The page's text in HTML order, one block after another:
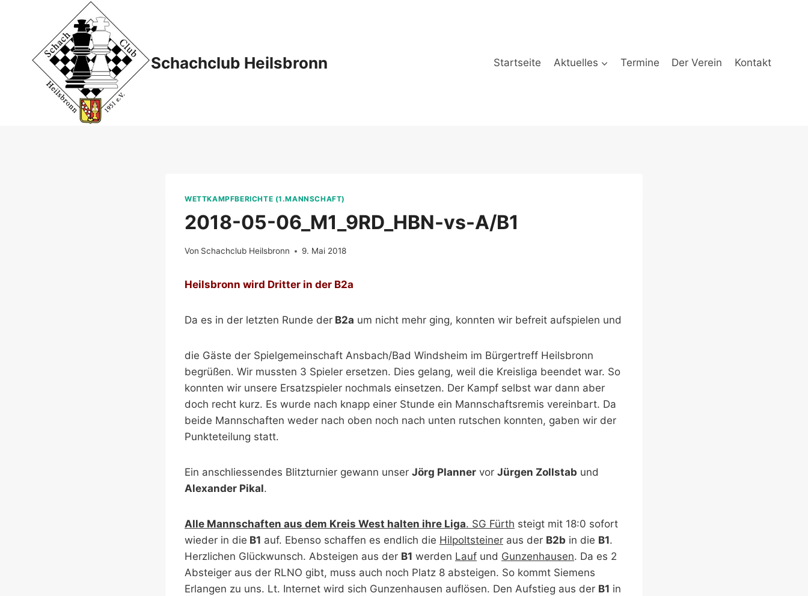
Schachclub Heilsbronn Startseite Aktuelles Termine Der Verein Kontakt
WETTKAMPFBERICHTE (1.MANNSCHAFT)
2018-05-06_M1_9RD_HBN-vs-A/B1
Von Schachclub Heilsbronn 9. Mai 2018
Heilsbronn wird Dritter in der B2a
Da es in der letzten Runde der B2a um nicht mehr ging, konnten wir befreit aufspielen und
die Gäste der Spielgemeinschaft Ansbach/Bad Windsheim im Bürgertreff Heilsbronn
begrüßen. Wir mussten 3 Spieler ersetzen. Dies gelang, weil die Kreisliga beendet war. So
konnten wir unsere Ersatzspieler nochmals einsetzen. Der Kampf selbst war dann aber
doch recht kurz. Es wurde nach knapp einer Stunde ein Mannschaftsremis vereinbart. Da
beide Mannschaften weder nach oben noch nach unten rutschen konnten, gaben wir der
Punkteteilung statt.
Ein anschliessendes Blitzturnier gewann unser Jörg Planner vor Jürgen Zollstab und
Alexander Pikal.
Alle Mannschaften aus dem Kreis West halten ihre Liga. SG Fürth steigt mit 18:0 sofort
wieder in die B1 auf. Ebenso schaffen es endlich die Hilpoltsteiner aus der B2b in die B1.
Herzlichen Glückwunsch. Absteigen aus der B1 werden Lauf und Gunzenhausen. Da es 2
Absteiger aus der RLNO gibt, muss auch noch Platz 8 absteigen. So kommt Siemens
Erlangen zu uns. Lt. Internet wird sich Gunzenhausen auflösen. Den Aufstieg aus der B1 in